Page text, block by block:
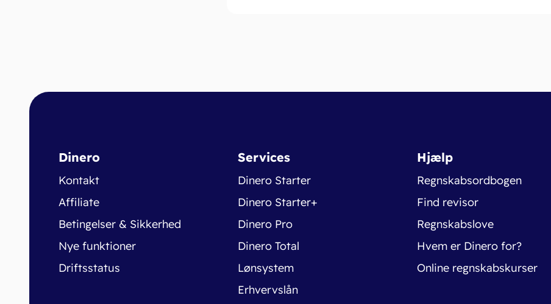
Dinero
Kontakt
Affiliate
Betingelser & Sikkerhed
Nye funktioner
Driftsstatus
Services
Dinero Starter
Dinero Starter+
Dinero Pro
Dinero Total
Lønsystem
Erhvervslån
Hjælp
Regnskabsordbogen
Find revisor
Regnskabslove
Hvem er Dinero for?
Online regnskabskurser